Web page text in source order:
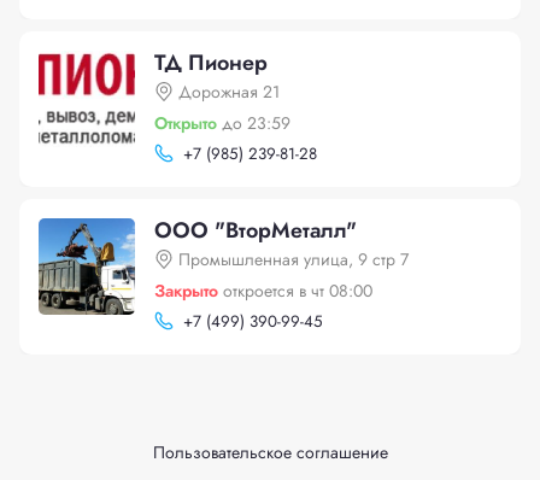
ТД Пионер
Дорожная 21
Открыто до 23:59
+7 (985) 239-81-28
ООО "ВторМеталл"
Промышленная улица, 9 стр 7
Закрыто откроется в чт 08:00
+7 (499) 390-99-45
Пользовательское соглашение